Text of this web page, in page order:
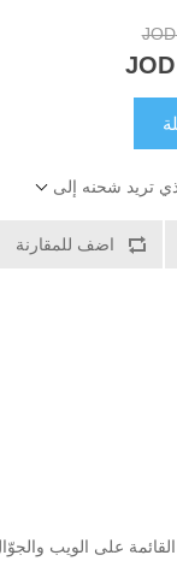
تريد شحنه إلى
اضف للمقارنة
على الويب